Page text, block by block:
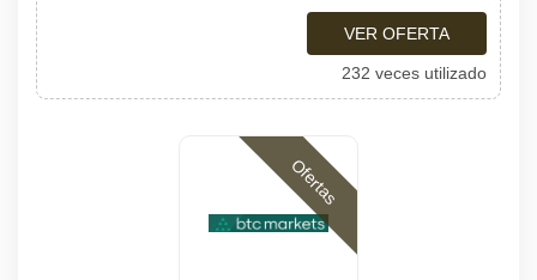
VER OFERTA
232 veces utilizado
Ofertas